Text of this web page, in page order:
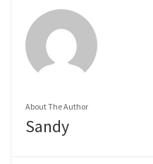
About The Author
Sandy